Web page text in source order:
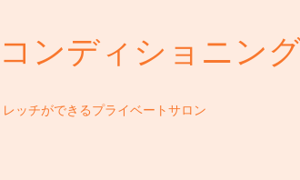
ンディショニング
ッチができるプライベートサロン